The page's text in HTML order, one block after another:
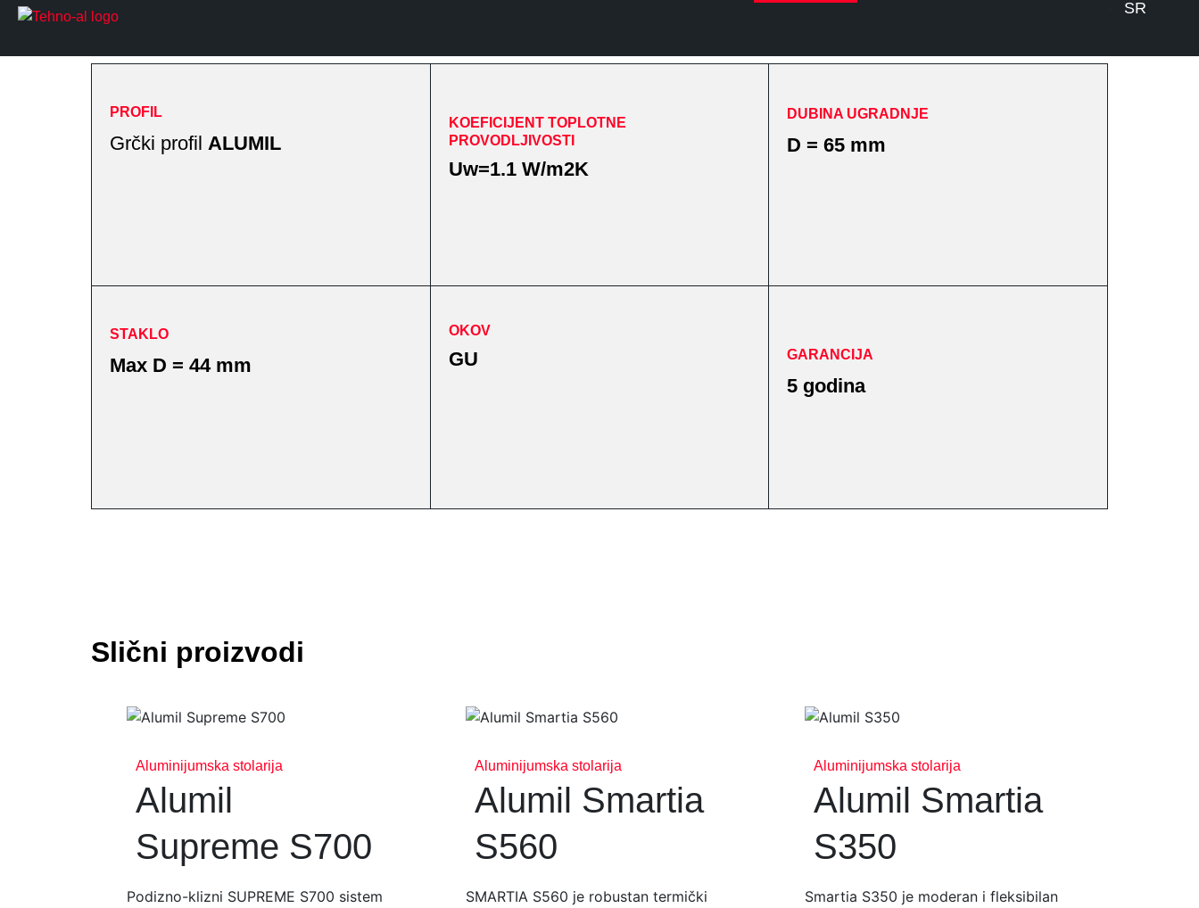
SR
PROFIL
Grčki profil ALUMIL
KOEFICIJENT TOPLOTNE
PROVODLJIVOSTI
Uw=1.1 W/m2K
DUBINA UGRADNJE
D = 65 mm
STAKLO
Max D = 44 mm
OKOV
GU GARANCIJA
5 godina
Slični proizvodi
Aluminijumska stolarija
Alumil
Supreme S700
Podizno-klizni SUPREME S700 sistem
Aluminijumska stolarija
Alumil Smartia
S560
SMARTIA S560 je robustan termički
Aluminijumska stolarija
Alumil Smartia
S350
Smartia S350 je moderan i fleksibilan